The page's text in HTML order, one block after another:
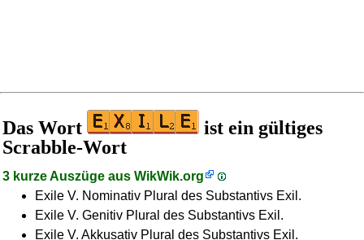
Das Wort
ist ein gültiges
Scrabble-Wort
3 kurze Auszüge aus WikWik.org
Exile V. Nominativ Plural des Substantivs Exil.
Exile V. Genitiv Plural des Substantivs Exil.
Exile V. Akkusativ Plural des Substantivs Exil.